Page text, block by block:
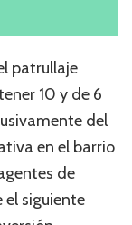
patrullaje
10 y de 6
del
en el barrio
de
el siguiente